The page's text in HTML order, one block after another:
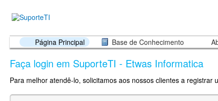
Página Principal Base de Conhecimento
Faça login em SuporteTI - Etwas Informatica
Para melhor atendê-lo, solicitamos aos nossos clientes a registrar